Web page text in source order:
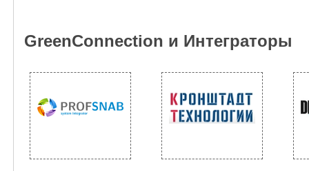
GreenConnection и Интеграторы